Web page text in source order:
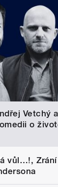
Vetchý
o
vůl…!,